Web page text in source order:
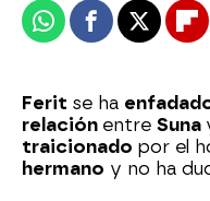
WhatsappFacebook
X
Ferit se ha
relación entre Suna
traicionado por el
hermano y no ha